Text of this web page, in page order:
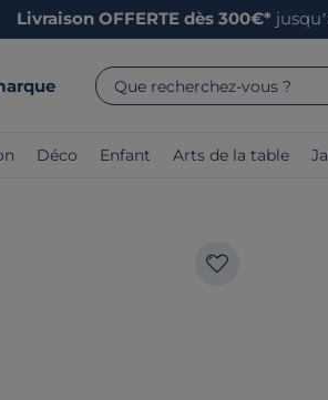
Livraison OFFERTE dès 300€*
Que recherchez-vous ?
Déco Enfant Arts de la table